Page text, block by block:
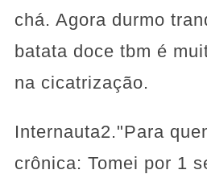
chá. Agora durmo
batata doce tbm é
na cicatrização.
Internauta2."Para
crônica: Tomei por 1